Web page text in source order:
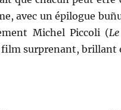
avec un épilogue
Michel Piccoli (
surprenant,